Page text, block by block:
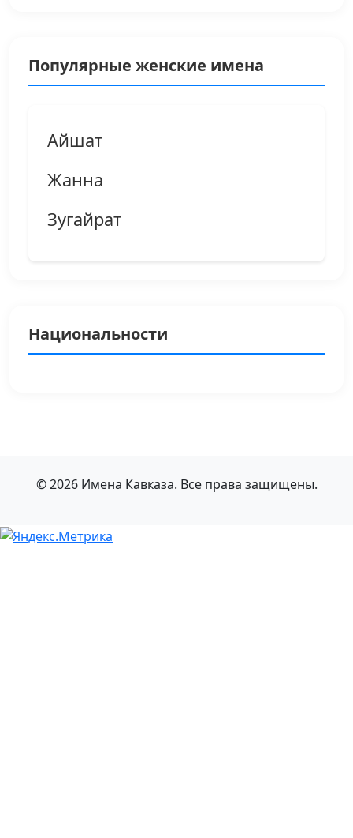
Популярные женские имена
Айшат
Жанна
Зугайрат
Национальности
© 2026 Имена Кавказа. Все права защищены.